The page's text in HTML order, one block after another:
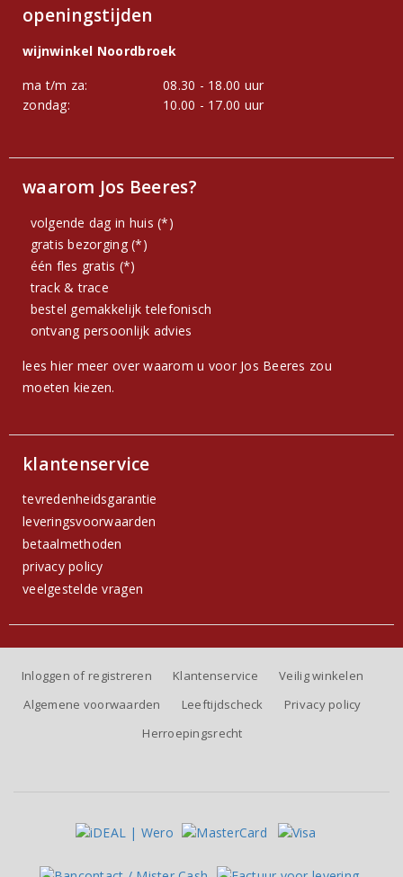
openingstijden
wijnwinkel Noordbroek
ma t/m za:
08.30 - 18.00 uur
zondag:
10.00 - 17.00 uur
waarom Jos Beeres?
volgende dag in huis (*)
gratis bezorging (*)
één fles gratis (*)
track & trace
bestel gemakkelijk telefonisch
ontvang persoonlijk advies
lees hier meer over waarom u voor Jos Beeres zou
moeten kiezen.
klantenservice
tevredenheidsgarantie
leveringsvoorwaarden
betaalmethoden
privacy policy
veelgestelde vragen
Inloggen of registreren Klantenservice
Veilig winkelen
Algemene voorwaarden
Leeftijdscheck
Privacy policy
Herroepingsrecht